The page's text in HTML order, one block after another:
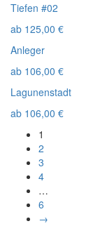
Tiefen #02
ab 125,00 €
Anleger
ab 106,00 €
Lagunenstadt
ab 106,00 €
1
2
3
4
…
6
→